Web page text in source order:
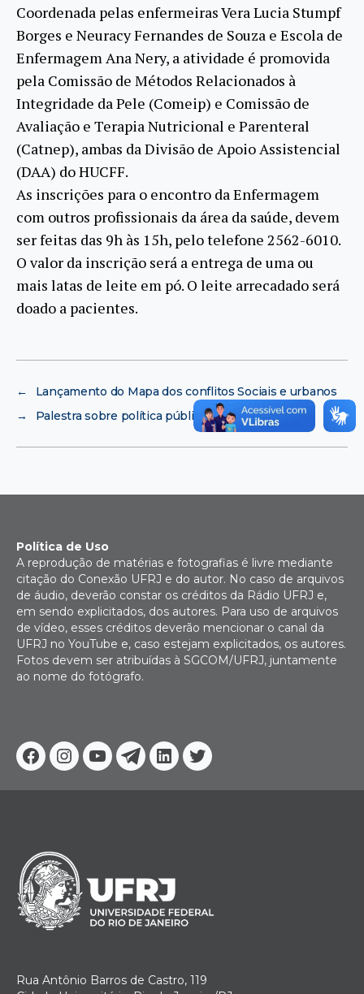
Coordenada pelas enfermeiras Vera Lucia Stumpf
Borges e Neuracy Fernandes de Souza e Escola de
Enfermagem Ana Nery, a atividade é promovida
pela Comissão de Métodos Relacionados à
Integridade da Pele (Comeip) e Comissão de
Avaliação e Terapia Nutricional e Parenteral
(Catnep), ambas da Divisão de Apoio Assistencial
(DAA) do HUCFF.
As inscrições para o encontro da Enfermagem
com outros profissionais da área da saúde, devem
ser feitas das 9h às 15h, pelo telefone 2562-6010.
O valor da inscrição será a entrega de uma ou
mais latas de leite em pó. O leite arrecadado será
doado a pacientes.
←
Lançamento do Mapa dos conflitos Sociais e urbanos
→
Palestra sobre política pública na área de saúde
Facebook
Instagram
YoutubeTelegram
Linkedin
Twitter
Política de Uso
A reprodução de matérias e fotografias é livre mediante
citação do Conexão UFRJ e do autor. No caso de arquivos
de áudio, deverão constar os créditos da Rádio UFRJ e,
em sendo explicitados, dos autores. Para uso de arquivos
de vídeo, esses créditos deverão mencionar o canal da
UFRJ no YouTube e, caso estejam explicitados, os autores.
Fotos devem ser atribuídas à SGCOM/UFRJ, juntamente
ao nome do fotógrafo.
Rua Antônio Barros de Castro, 119